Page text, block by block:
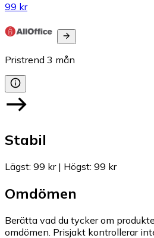
99 kr
Pristrend 3 mån
Stabil
Lägst: 99 kr| Högst: 99 kr
Omdömen
Berätta vad du tycker om
omdömen. Prisjakt kontrollerar